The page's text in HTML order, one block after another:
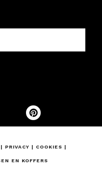
| PRIVACY | COOKIES |
EN KOFFERS